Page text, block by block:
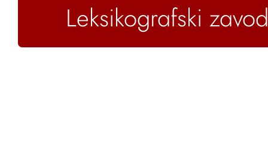
Leksikografski